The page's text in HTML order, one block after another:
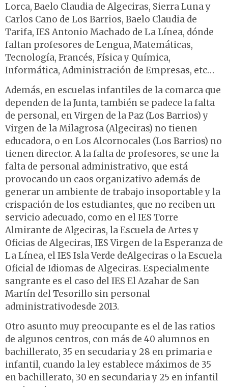
Lorca, Baelo Claudia de Algeciras, Sierra Luna y
Carlos Cano de Los Barrios, Baelo Claudia de
Tarifa, IES Antonio Machado de La Línea, dónde
faltan profesores de Lengua, Matemáticas,
Tecnología, Francés, Física y Química,
Informática, Administración de Empresas, etc…
Además, en escuelas infantiles de la comarca que
dependen de la Junta, también se padece la falta
de personal, en Virgen de la Paz (Los Barrios) y
Virgen de la Milagrosa (Algeciras) no tienen
educadora, o en Los Alcornocales (Los Barrios) no
tienen director. A la falta de profesores, se une la
falta de personal administrativo, que está
provocando un caos organizativo además de
generar un ambiente de trabajo insoportable y la
crispación de los estudiantes, que no reciben un
servicio adecuado, como en el IES Torre
Almirante de Algeciras, la Escuela de Artes y
Oficias de Algeciras, IES Virgen de la Esperanza de
La Línea, el IES Isla Verde deAlgeciras o la Escuela
Oficial de Idiomas de Algeciras. Especialmente
sangrante es el caso del IES El Azahar de San
Martín del Tesorillo sin personal
administrativodesde 2013.
Otro asunto muy preocupante es el de las ratios
de algunos centros, con más de 40 alumnos en
bachillerato, 35 en secudaria y 28 en primaria e
infantil, cuando la ley establece máximos de 35
en bachillerato, 30 en secundaria y 25 en infantil